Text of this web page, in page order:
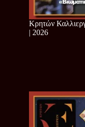
Κρητών
| 2026